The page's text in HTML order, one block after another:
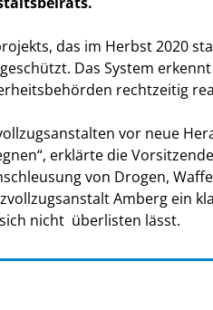
das im Herbst 2020
Das System
rechtzeitig
vor neue
erklärte die
von Drogen,
Amberg ein
nicht überlisten lässt.